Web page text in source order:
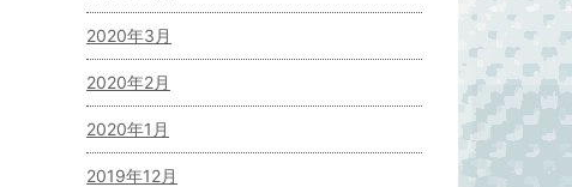
2020年3月
2020年2月
2020年1月
2019年12月